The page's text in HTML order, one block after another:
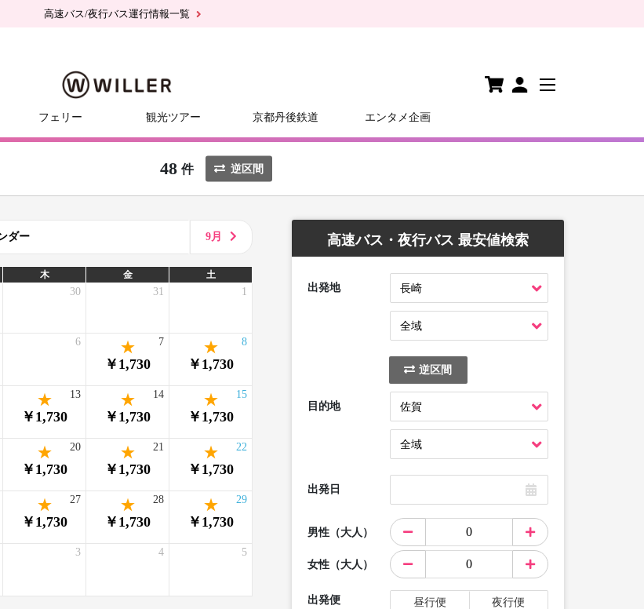
高速バス/夜行バス運行情報一覧
フェリー 観光ツアー 京都丹後鉄道 エンタメ企画
48 件 逆区間
ダー 9月
木 金 土
30 31 1
6
￥1,730
7
￥1,730
8
￥1,730
13
￥1,730
14
￥1,730
15
￥1,730
20
￥1,730
21
￥1,730
22
￥1,730
27
￥1,730
28
￥1,730
29
3 4 5
高速バス・夜行バス 最安値検索
出発地
逆区間
目的地
出発日
男性（大人）
女性（大人）
出発便 昼行便 夜行便